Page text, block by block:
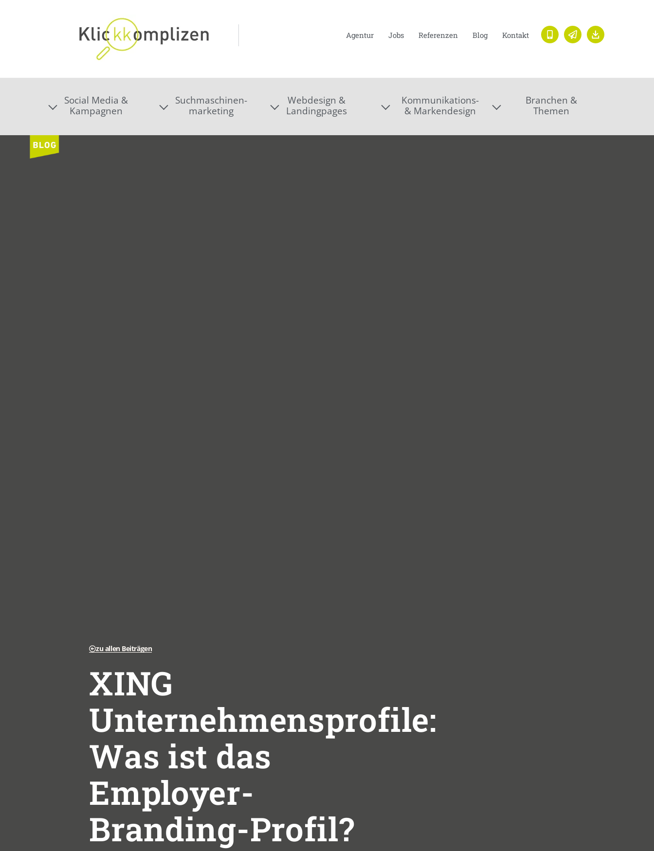
Agentur Jobs Referenzen Blog Kontakt
Social Media &
Kampagnen
Suchmaschinen-
marketing
Webdesign &
Landingpages
Kommunikations-
& Markendesign
Branchen &
Themen
zu allen Beiträgen
XING
Unternehmensprofile:
Was ist das
Employer-
Branding-Profil?